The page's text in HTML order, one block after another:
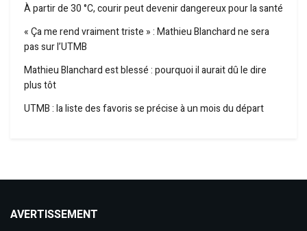
À partir de 30 °C, courir peut devenir dangereux pour la santé
« Ça me rend vraiment triste » : Mathieu Blanchard ne sera
pas sur l’UTMB
Mathieu Blanchard est blessé : pourquoi il aurait dû le dire
plus tôt
UTMB : la liste des favoris se précise à un mois du départ
AVERTISSEMENT